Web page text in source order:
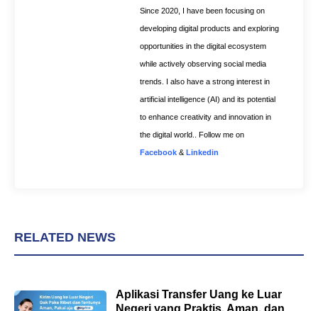
Since 2020, I have been focusing on
developing digital products and exploring
opportunities in the digital ecosystem
while actively observing social media
trends. I also have a strong interest in
artificial intelligence (AI) and its potential
to enhance creativity and innovation in
the digital world.. Follow me on
Facebook & Linkedin
RELATED NEWS
Aplikasi Transfer Uang ke Luar
Negeri yang Praktis, Aman, dan